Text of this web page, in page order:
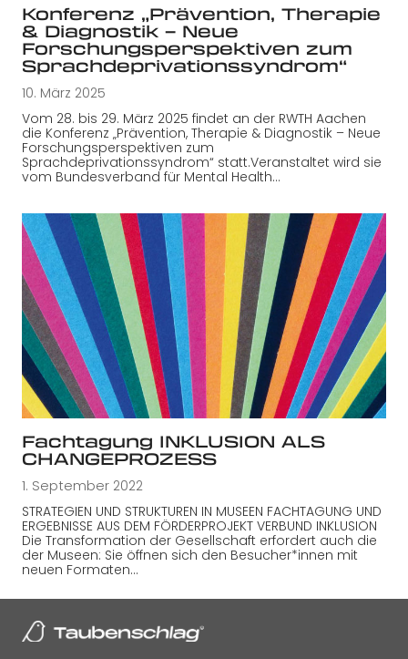
Konferenz „Prävention, Therapie
& Diagnostik – Neue
Forschungsperspektiven zum
Sprachdeprivationssyndrom“
10. März 2025
Vom 28. bis 29. März 2025 findet an der RWTH Aachen
die Konferenz „Prävention, Therapie & Diagnostik – Neue
Forschungsperspektiven zum
Sprachdeprivationssyndrom“ statt.Veranstaltet wird sie
vom Bundesverband für Mental Health…
Fachtagung INKLUSION ALS
CHANGEPROZESS
1. September 2022
STRATEGIEN UND STRUKTUREN IN MUSEEN FACHTAGUNG UND
ERGEBNISSE AUS DEM FÖRDERPROJEKT VERBUND INKLUSION
Die Transformation der Gesellschaft erfordert auch die
der Museen: Sie öffnen sich den Besucher*innen mit
neuen Formaten…